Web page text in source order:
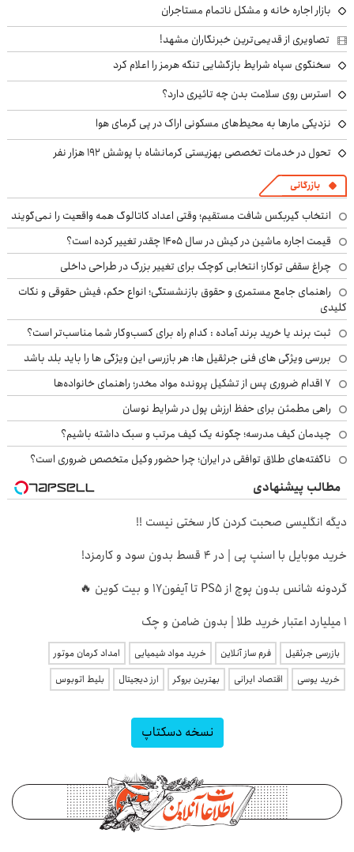
بازار اجاره خانه و مشکل ناتمام مستاجران
تصاویری از قدیمی‌ترین خبرنگاران مشهد!
سخنگوی سپاه شرایط بازگشایی تنگه هرمز را اعلام کرد
استرس روی سلامت بدن چه تاثیری دارد؟
نزدیکی مارها به محیط‌های مسکونی اراک در پی گرمای هوا
تحول در خدمات تخصصی بهزیستی کرمانشاه با پوشش ۱۹۲ هزار نفر
بازرگانی
انتخاب گیربکس شافت مستقیم؛ وقتی اعداد کاتالوگ همه واقعیت را نمی‌گویند
قیمت اجاره ماشین در کیش در سال ۱۴۰۵ چقدر تغییر کرده است؟
چراغ سقفی توکار؛ انتخابی کوچک برای تغییر بزرگ در طراحی داخلی
راهنمای جامع مستمری و حقوق بازنشستگی؛ انواع حکم، فیش حقوقی و نکات
کلیدی
ثبت برند یا خرید برند آماده : کدام راه برای کسب‌وکار شما مناسب‌تر است؟
بررسی ویژگی های فنی جرثقیل ها: هر بازرسی این ویژگی ها را باید بلد باشد
۷ اقدام ضروری پس از تشکیل پرونده مواد مخدر؛ راهنمای خانواده‌ها
راهی مطمئن برای حفظ ارزش پول در شرایط نوسان
چیدمان کیف مدرسه؛ چگونه یک کیف مرتب و سبک داشته باشیم؟
ناگفته‌های طلاق توافقی در ایران؛ چرا حضور وکیل متخصص ضروری است؟
مطالب پیشنهادی
دیگه انگلیسی صحبت کردن کار سختی نیست !!
خرید موبایل با اسنپ پی | در ۴ قسط بدون سود و کارمزد!
گردونه شانس بدون پوچ از PS5 تا آیفون17 و بیت کوین 🔥
۱ میلیارد اعتبار خرید طلا | بدون ضامن و چک
بازرسی جرثقیل فرم ساز آنلاین خرید مواد شیمیایی
امداد کرمان موتور
خرید یوسی
اقتصاد ایرانی بهترین بروکر ارز دیجیتال بلیط اتوبوس
نسخه دسکتاپ